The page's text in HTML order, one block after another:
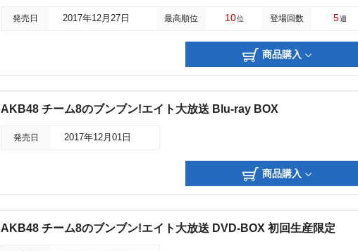
発売日 2017年12月27日 最高順位 10位 登場回数 5週
商品購入
AKB48 チーム8のブンブン!エイト大放送 Blu-ray BOX
発売日 2017年12月01日
商品購入
AKB48 チーム8のブンブン!エイト大放送 DVD-BOX 初回生産限定